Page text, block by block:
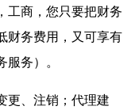
工商，您只要把财务
财务费用，又可享有
服务）。
更、注销；代理建